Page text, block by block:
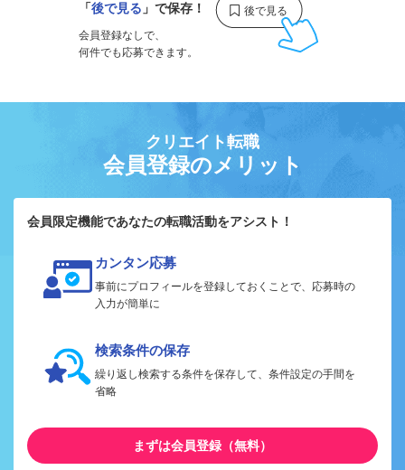
「後で見る 」で保存！
会員登録なしで、
何件でも応募できます。
クリエイト転職
会員登録のメリット
会員限定機能であなたの転職活動をアシスト！
カンタン応募
事前にプロフィールを登録しておくことで、応募時の
入力が簡単に
検索条件の保存
繰り返し検索する条件を保存して、条件設定の手間を
省略
まずは会員登録（無料）